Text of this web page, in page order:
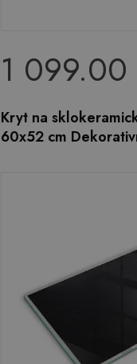
1 099.00
Kryt na
60x52 cm